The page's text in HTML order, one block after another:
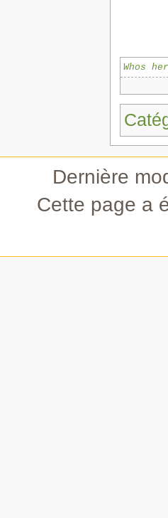
Whos
Dernière
Cette page a